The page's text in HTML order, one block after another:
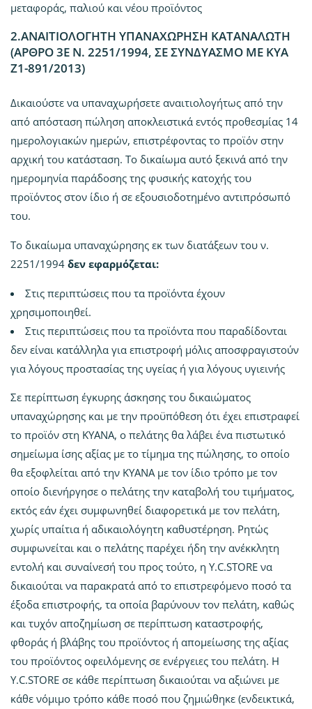
μεταφοράς, παλιού και νέου προϊόντος
2.ΑΝΑΙΤΙΟΛΟΓΗΤΗ ΥΠΑΝΑΧΩΡΗΣΗ ΚΑΤΑΝΑΛΩΤΗ
(ΑΡΘΡΟ 3Ε Ν. 2251/1994, ΣΕ ΣΥΝΔΥΑΣΜΟ ΜΕ ΚΥΑ
Ζ1-891/2013)
Δικαιούστε να υπαναχωρήσετε αναιτιολογήτως από την
από απόσταση πώληση αποκλειστικά εντός προθεσμίας 14
ημερολογιακών ημερών, επιστρέφοντας το προϊόν στην
αρχική του κατάσταση. Το δικαίωμα αυτό ξεκινά από την
ημερομηνία παράδοσης της φυσικής κατοχής του
προϊόντος στον ίδιο ή σε εξουσιοδοτημένο αντιπρόσωπό
του.
Το δικαίωμα υπαναχώρησης εκ των διατάξεων του ν.
2251/1994 δεν εφαρμόζεται:
Στις περιπτώσεις που τα προϊόντα έχουν
χρησιμοποιηθεί.
Στις περιπτώσεις που τα προϊόντα που παραδίδονται
δεν είναι κατάλληλα για επιστροφή μόλις αποσφραγιστούν
για λόγους προστασίας της υγείας ή για λόγους υγιεινής
Σε περίπτωση έγκυρης άσκησης του δικαιώματος
υπαναχώρησης και με την προϋπόθεση ότι έχει επιστραφεί
το προϊόν στη KYANA, ο πελάτης θα λάβει ένα πιστωτικό
σημείωμα ίσης αξίας με το τίμημα της πώλησης, το οποίο
θα εξοφλείται από την KYANA με τον ίδιο τρόπο με τον
οποίο διενήργησε ο πελάτης την καταβολή του τιμήματος,
εκτός εάν έχει συμφωνηθεί διαφορετικά με τον πελάτη,
χωρίς υπαίτια ή αδικαιολόγητη καθυστέρηση. Ρητώς
συμφωνείται και ο πελάτης παρέχει ήδη την ανέκκλητη
εντολή και συναίνεσή του προς τούτο, η Y.C.STORE να
δικαιούται να παρακρατά από το επιστρεφόμενο ποσό τα
έξοδα επιστροφής, τα οποία βαρύνουν τον πελάτη, καθώς
και τυχόν αποζημίωση σε περίπτωση καταστροφής,
φθοράς ή βλάβης του προϊόντος ή απομείωσης της αξίας
του προϊόντος οφειλόμενης σε ενέργειες του πελάτη. Η
Y.C.STORE σε κάθε περίπτωση δικαιούται να αξιώνει με
κάθε νόμιμο τρόπο κάθε ποσό που ζημιώθηκε (ενδεικτικά,